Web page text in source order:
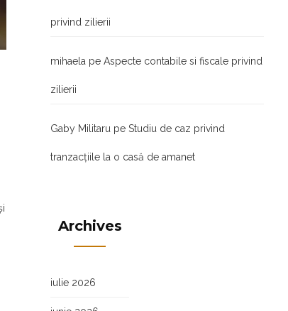
privind zilierii
mihaela pe Aspecte contabile si fiscale privind
zilierii
Gaby Militaru pe Studiu de caz privind
tranzacţiile la o casă de amanet
Archives
iulie 2026